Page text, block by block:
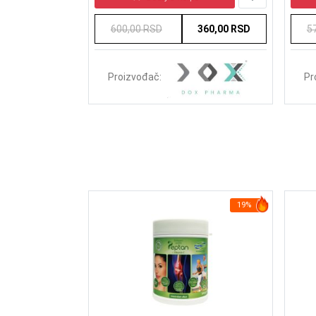
600,00 RSD 360,00 RSD
Proizvođač:
19%